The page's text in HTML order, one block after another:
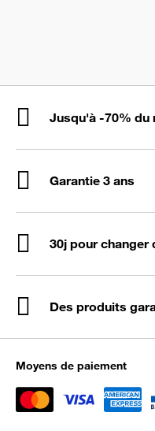
Jusqu'à -70% du
Garantie 3 ans
30j pour changer
Des produits
Moyens de paiement